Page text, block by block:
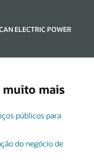
ELECTRIC POWER
muito mais
públicos para
do negócio de